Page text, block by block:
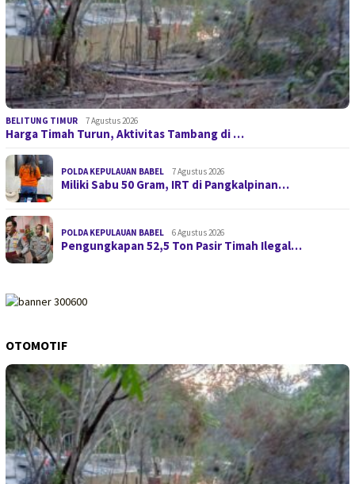
BELITUNG TIMUR 7 Agustus 2026
Harga Timah Turun, Aktivitas Tambang di …
POLDA KEPULAUAN BABEL 7 Agustus 2026
Miliki Sabu 50 Gram, IRT di Pangkalpinan…
POLDA KEPULAUAN BABEL 6 Agustus 2026
Pengungkapan 52,5 Ton Pasir Timah Ilegal…
OTOMOTIF